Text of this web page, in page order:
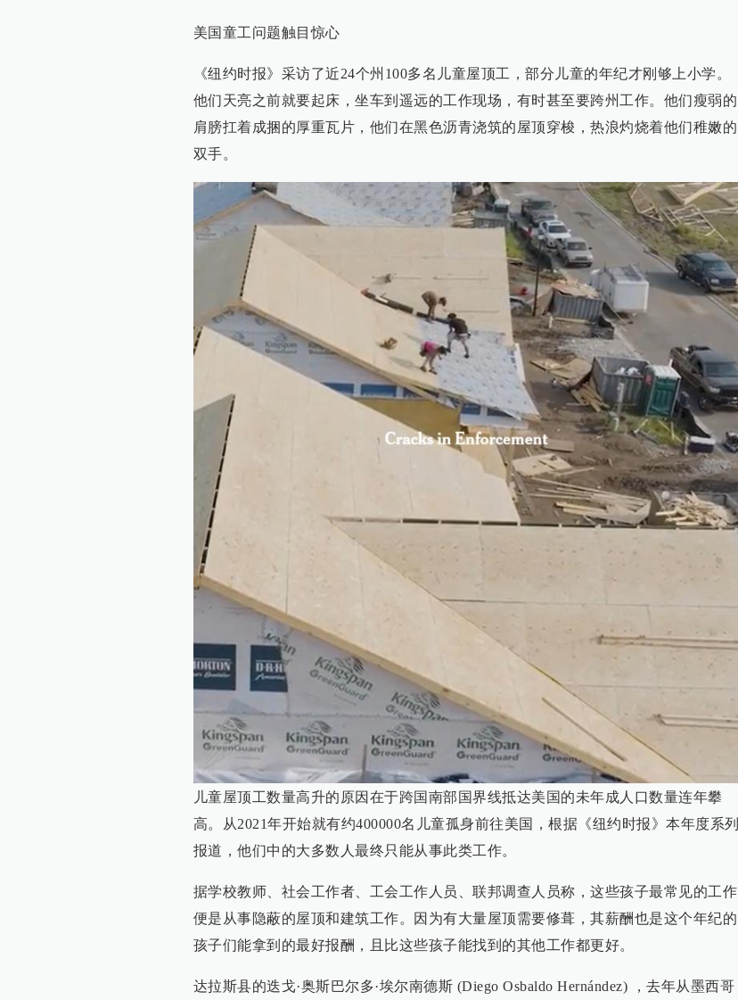
美国童工问题触目惊心
《纽约时报》采访了近24个州100多名儿童屋顶工，部分儿童的年纪才刚够上小学。
他们天亮之前就要起床，坐车到遥远的工作现场，有时甚至要跨州工作。他们瘦弱的
肩膀扛着成捆的厚重瓦片，他们在黑色沥青浇筑的屋顶穿梭，热浪灼烧着他们稚嫩的
双手。
儿童屋顶工数量高升的原因在于跨国南部国界线抵达美国的未年成人口数量连年攀
高。从2021年开始就有约400000名儿童孤身前往美国，根据《纽约时报》本年度系列
报道，他们中的大多数人最终只能从事此类工作。
据学校教师、社会工作者、工会工作人员、联邦调查人员称，这些孩子最常见的工作
便是从事隐蔽的屋顶和建筑工作。因为有大量屋顶需要修葺，其薪酬也是这个年纪的
孩子们能拿到的最好报酬，且比这些孩子能找到的其他工作都更好。
达拉斯县的迭戈·奥斯巴尔多·埃尔南德斯 (Diego Osbaldo Hernández) ，去年从墨西哥